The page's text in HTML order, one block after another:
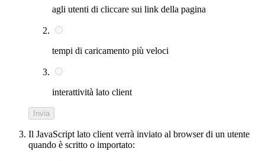
agli utenti di cliccare sui link della pagina
tempi di caricamento più veloci
interattività lato client
Invia
Il JavaScript lato client verrà inviato al browser di un utente
quando è scritto o importato: